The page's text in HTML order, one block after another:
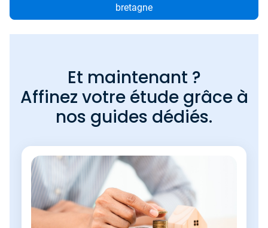
bretagne
Et maintenant ?
Affinez votre étude grâce à
nos guides dédiés.